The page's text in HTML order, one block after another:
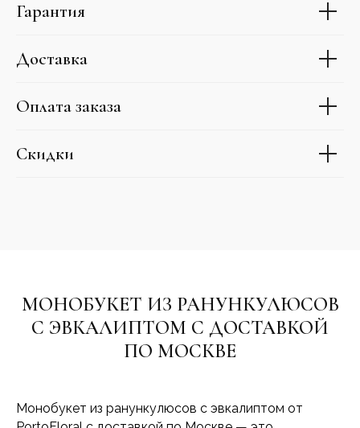
Гарантия
Доставка
Оплата заказа
Скидки
МОНОБУКЕТ ИЗ РАНУНКУЛЮСОВ
С ЭВКАЛИПТОМ С ДОСТАВКОЙ
ПО МОСКВЕ
Монобукет из ранункулюсов с эвкалиптом от